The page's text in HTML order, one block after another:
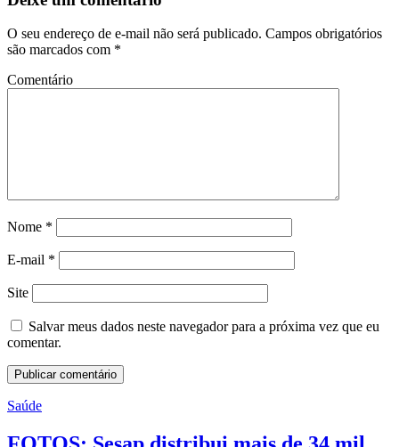
O seu endereço de e-mail não será publicado. Campos obrigatórios
são marcados com *
Comentário
Nome *
E-mail *
Site
Salvar meus dados neste navegador para a próxima vez que eu
comentar.
Saúde